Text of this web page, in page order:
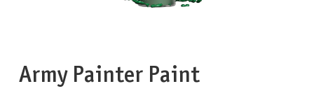
Army Painter Paint